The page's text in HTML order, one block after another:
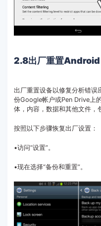
2.8出厂重置Android
出厂重置设备以修复分析错误
份Google帐户或Pen Drive上
体，内容，数据和其他文件，
按照以下步骤恢复出厂设置：
•访问“设置”。
•现在选择“备份和重置”。